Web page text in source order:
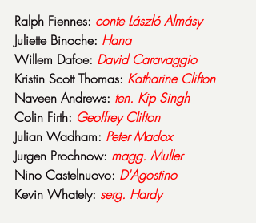
Ralph Fiennes: conte László Almásy
Juliette Binoche: Hana
Willem Dafoe: David Caravaggio
Kristin Scott Thomas: Katharine Clifton
Naveen Andrews: ten. Kip Singh
Colin Firth: Geoffrey Clifton
Julian Wadham: Peter Madox
Jurgen Prochnow: magg. Muller
Nino Castelnuovo: D'Agostino
Kevin Whately: serg. Hardy